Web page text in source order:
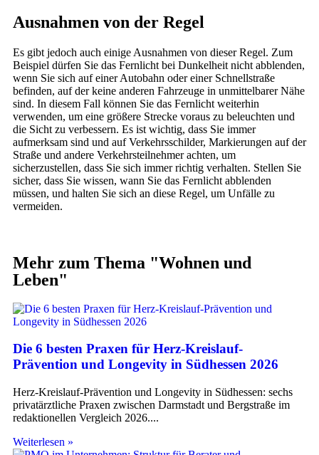
Ausnahmen von der Regel
Es gibt jedoch auch einige Ausnahmen von dieser Regel. Zum
Beispiel dürfen Sie das Fernlicht bei Dunkelheit nicht abblenden,
wenn Sie sich auf einer Autobahn oder einer Schnellstraße
befinden, auf der keine anderen Fahrzeuge in unmittelbarer Nähe
sind. In diesem Fall können Sie das Fernlicht weiterhin
verwenden, um eine größere Strecke voraus zu beleuchten und
die Sicht zu verbessern. Es ist wichtig, dass Sie immer
aufmerksam sind und auf Verkehrsschilder, Markierungen auf der
Straße und andere Verkehrsteilnehmer achten, um
sicherzustellen, dass Sie sich immer richtig verhalten. Stellen Sie
sicher, dass Sie wissen, wann Sie das Fernlicht abblenden
müssen, und halten Sie sich an diese Regel, um Unfälle zu
vermeiden.
Mehr zum Thema "Wohnen und
Leben"
Die 6 besten Praxen für Herz-Kreislauf-
Prävention und Longevity in Südhessen 2026
Herz-Kreislauf-Prävention und Longevity in Südhessen: sechs
privatärztliche Praxen zwischen Darmstadt und Bergstraße im
redaktionellen Vergleich 2026.
Weiterlesen »